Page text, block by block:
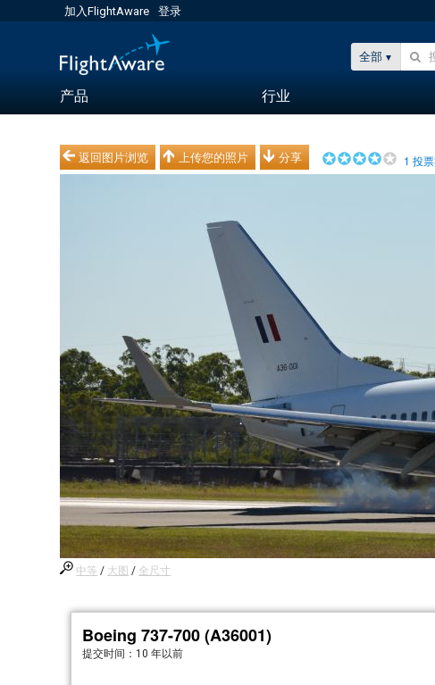
加入FlightAware 登录
全部
产品 行业
返回图片浏览 上传您的照片 分享 1 投
中等 / 大图 / 全尺寸
Boeing 737-700 (A36001)
提交时间： 10 年以前